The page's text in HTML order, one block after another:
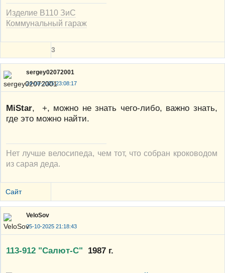
Изделие В110 ЗиС
Коммунальный гараж
3
sergey02072001
24-08-2025 23:08:17
MiStar, +, можно не знать чего-либо, важно знать,
где это можно найти.
Нет лучше велосипеда, чем тот, что собран кроководом
из сарая деда.
Сайт
VeloSov
25-10-2025 21:18:43
113-912 "Салют-С" 1987 г.